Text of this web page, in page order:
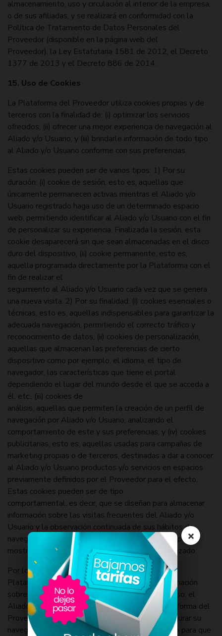
almacenamiento, uso y circulación al interior de la empresa,
o de sus afiliadas, y se realizará en conformidad con la
Política de Tratamiento de Datos Personales del
Proveedor (disponible en la página web del
Proveedor), la Ley Estatutaria 1581 de 2012, el Decreto
1377 de 2013 y el Decreto 886 de 2014.
15. Uso de Cookies
La Plataforma del Proveedor utiliza cookies propias y de
terceros con la finalidad de: (i) optimizar los servicios
ofrecidos, (ii) ofrecer una mejor experiencia de navegación al
Aliado y/o Usuario, y (iii) brindarle información de todo tipo
al Aliado y/o Usuario conforme con sus preferencias.
Estas cookies pueden ser de varios tipos: 1) Por su
duración: (i) cookie de sesión, esto es, aquellas que
únicamente permanecen activas mientras el Aliado y/o
Usuario registrado haga uso de un determinado espacio
web, permitiendo identificar al Aliado y/o Usuario con el fin
de personalizar su experiencia. Finalizada la sesión, esta
cookie desaparecerá sin que sean almacenadas en el disco
duro del dispositivo, (ii) cookie permanente, esto es,
aquella programada directamente por la Plataforma con el
fin de realizar el
seguimiento al Aliado y/o Usuario cada vez que se genera
una nueva visita. 2) Por su finalidad: (i) cookies esenciales o
técnicas, esto es, aquellas indispensables para garantizar la
adecuada navegación, permitiendo el correcto tráfico y
reconocimiento de datos, (ii) cookies de personalización,
aquellas que almacenan las preferencias de cierto
dispositivo como por ejemplo, el idioma, el tipo de
navegador, las características que tiene el portal
dependiendo el lugar del mundo desde el que se acceda a
él, etc., (iii) cookies de
análisis, aquellas que permiten la creación de un perfil de
navegación por Aliado y/o Usuario, analizando el
comportamiento de este y sus preferencias, y (iv) cookies
publicitarias, esto es, aquellas usadas para campañas de
marketing propias o de terceros, destinadas a dar a conocer
al Aliado y/o Usuario productos y/o servicios en espacios
previamente definidos por el Proveedor para el efecto.
Estas cookies pueden ser de tipo
comportamental, es decir, que se diseñan para almacenar
información sobre las visitas frecuentes del Aliado y/o
Usuario y la observación continuada de sus hábitos de
navegación, esto a su vez, permite crear un perfil para
mostrar publicidad de acuerdo con el análisis realizado.
Por lo tanto, el Aliado y/o Usuario acepta que la
Plataforma utilice “cookies” para recolectar información
sobre su interacción en la Plataforma. En todo caso, el
Aliado y/o Usuario puede escoger visitar la Plataforma del
Proveedor sin “cookies”, para lo cual puede configurar su
navegador para que rechace todas las “cookies”, o para que
×